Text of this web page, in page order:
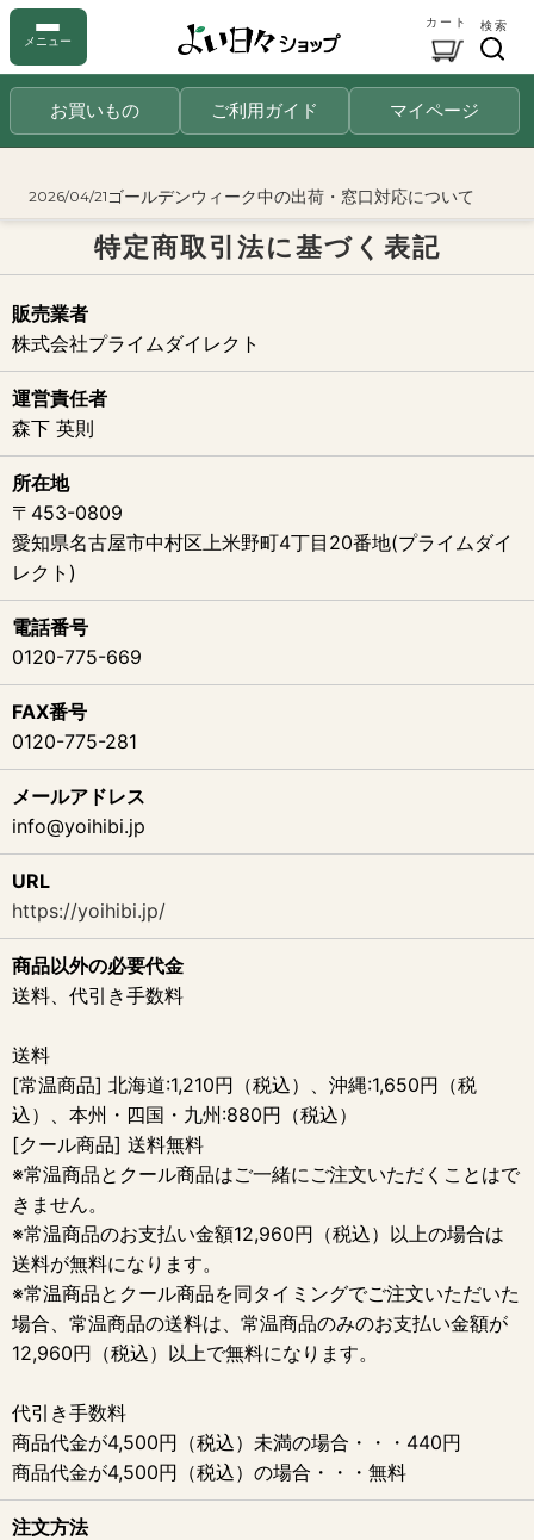
メニュー
カート 検索
お買いもの ご利用ガイド マイページ
2026/04/21 ゴールデンウィーク中の出荷・窓口対応について
特定商取引法に基づく表記
販売業者
株式会社プライムダイレクト
運営責任者
森下 英則
所在地
〒453-0809
愛知県名古屋市中村区上米野町4丁目20番地(プライムダイ
レクト)
電話番号
0120-775-669
FAX番号
0120-775-281
メールアドレス
info@yoihibi.jp
URL
https://yoihibi.jp/
商品以外の必要代金
送料、代引き手数料
送料
[常温商品] 北海道:1,210円（税込）、沖縄:1,650円（税
込）、本州・四国・九州:880円（税込）
[クール商品] 送料無料
※常温商品とクール商品はご一緒にご注文いただくことはで
きません。
※常温商品のお支払い金額12,960円（税込）以上の場合は
送料が無料になります。
※常温商品とクール商品を同タイミングでご注文いただいた
場合、常温商品の送料は、常温商品のみのお支払い金額が
12,960円（税込）以上で無料になります。
代引き手数料
商品代金が4,500円（税込）未満の場合・・・440円
商品代金が4,500円（税込）の場合・・・無料
注文方法